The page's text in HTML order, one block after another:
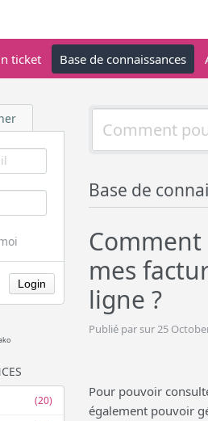
ticket Base de connaissances
(20)
Base de
mes
ligne ?
Publié par sur 25
Pour pouvoir
également pouvoir